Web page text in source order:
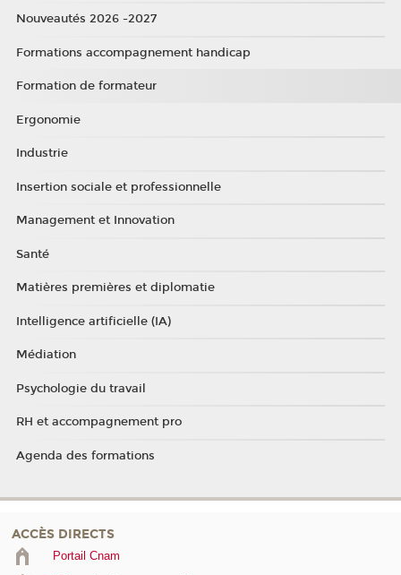
Nouveautés 2026 -2027
Formations accompagnement handicap
Formation de formateur
Ergonomie
Industrie
Insertion sociale et professionnelle
Management et Innovation
Santé
Matières premières et diplomatie
Intelligence artificielle (IA)
Médiation
Psychologie du travail
RH et accompagnement pro
Agenda des formations
ACCÈS DIRECTS
Portail Cnam